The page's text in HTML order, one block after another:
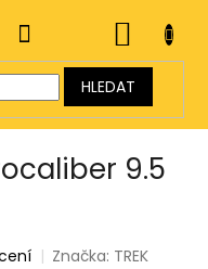
HLEDAT
KOŠÍK
9.5
Značka: TREK